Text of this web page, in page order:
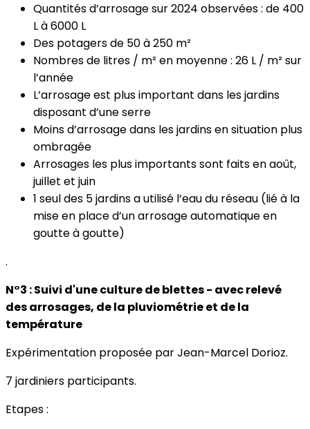
Quantités d’arrosage sur 2024 observées : de 400
L à 6000 L
Des potagers de 50 à 250 m²
Nombres de litres / m² en moyenne : 26 L / m² sur
l’année
L’arrosage est plus important dans les jardins
disposant d’une serre
Moins d’arrosage dans les jardins en situation plus
ombragée
Arrosages les plus importants sont faits en août,
juillet et juin
1 seul des 5 jardins a utilisé l’eau du réseau (lié à la
mise en place d’un arrosage automatique en
goutte à goutte)
.
N°3 : Suivi d'une culture de blettes - avec relevé
des arrosages, de la pluviométrie et de la
température
Expérimentation proposée par Jean-Marcel Dorioz.
7 jardiniers participants.
Etapes :